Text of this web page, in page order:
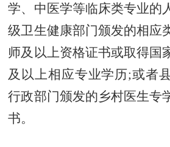
学、中医学等临床类专业的
级卫生健康部门颁发的相应
师及以上资格证书或取得国
及以上相应专业学历;或者
行政部门颁发的乡村医生专
书。